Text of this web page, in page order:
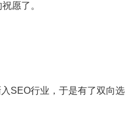
愿了。
SEO行业，于是有了双向选